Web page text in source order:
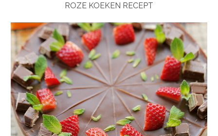
ROZE KOEKEN RECEPT